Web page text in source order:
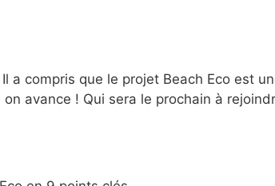
Il a compris que le projet Beach Eco est
avance ! Qui sera le prochain à